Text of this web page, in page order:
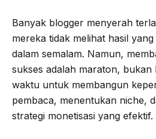
Banyak blogger menyerah
mereka tidak melihat hasil
dalam semalam. Namun,
sukses adalah maraton,
waktu untuk membangun
pembaca, menentukan niche,
strategi monetisasi yang efektif.